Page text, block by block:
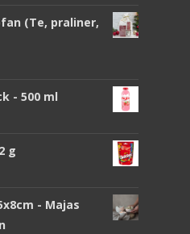
(Te, praliner,
- 500 ml
g
- Majas